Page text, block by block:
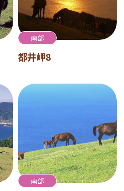
南部
都井岬8
南部